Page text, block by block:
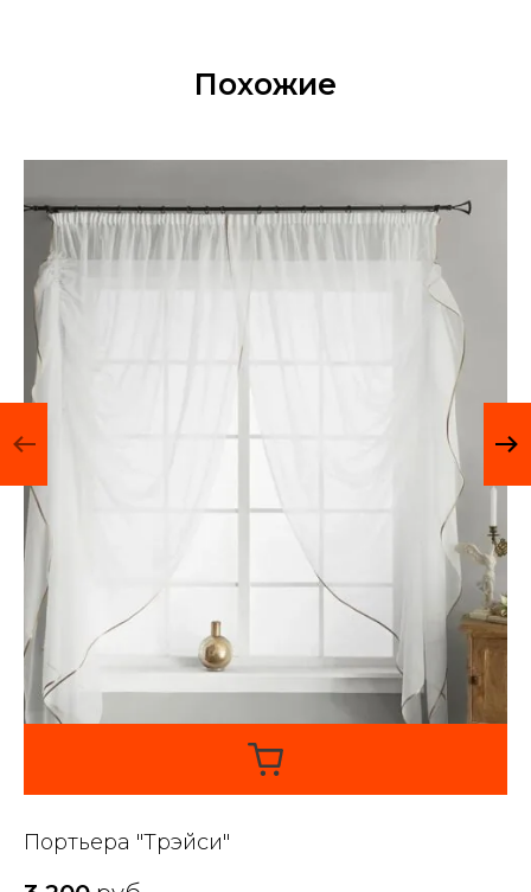
Похожие
Портьера "Трэйси"